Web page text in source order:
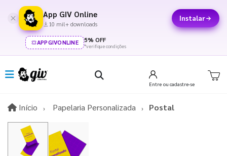
App GIV Online
10 mil+ downloads
Instalar
APPGIVONLINE 5% OFF
*verifique condições
Entre ou cadastre-se
Início InícioPapelaria Personalizada Postal